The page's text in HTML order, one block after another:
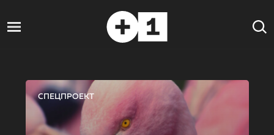
СПЕЦПРОЕКТ